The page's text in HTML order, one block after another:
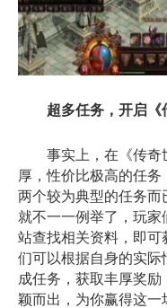
超多任务，开启《
事实上，在《传奇
厚，性价比极高的任
两个较为典型的任务而
就不一一例举了，玩家
站查找相关资料，即可
们可以根据自身的实
成任务，获取丰厚奖
颖而出，为你赢得这一